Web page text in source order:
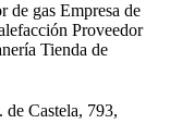
de gas Empresa de
Proveedor
Tienda de
Castela, 793,